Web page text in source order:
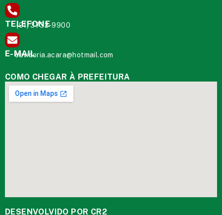
TELEFONE
(91) 3732-9900
E-MAIL
ouvidoria.acara@hotmail.com
COMO CHEGAR À PREFEITURA
DESENVOLVIDO POR CR2